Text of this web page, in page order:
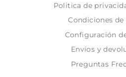
Politica de
Condiciones
Configuración
Envíos y
Preguntas